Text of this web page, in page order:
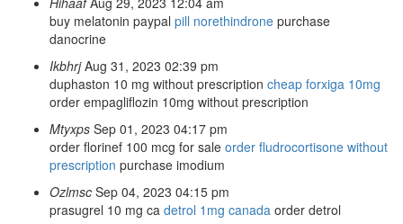
buy melatonin paypal pill norethindrone purchase
danocrine
Ikbhrj Aug 31, 2023 02:39 pm
duphaston 10 mg without prescription cheap forxiga 10mg
order empagliflozin 10mg without prescription
Mtyxps Sep 01, 2023 04:17 pm
order florinef 100 mcg for sale order fludrocortisone without
prescription purchase imodium
Ozlmsc Sep 04, 2023 04:15 pm
prasugrel 10 mg ca detrol 1mg canada order detrol